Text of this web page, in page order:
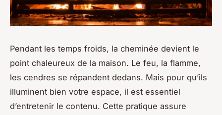
Pendant les temps froids, la cheminée devient le
point chaleureux de la maison. Le feu, la flamme,
les cendres se répandent dedans. Mais pour qu’ils
illuminent bien votre espace, il est essentiel
d’entretenir le contenu. Cette pratique assure